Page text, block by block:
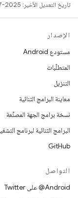
تاريخ التعديل الأخير: 2025-07-27 (حسب التوقيت العالمي المتفَّق عليه)
الإصدار
مستودع Android
المتطلّبات
التنزيل
معاينة البرامج الثنائية
نسخة برامج الجهة المصنِّعة
البرامج الثنائية لبرنامج
GitHub
التواصل
‎@Android على Twitter